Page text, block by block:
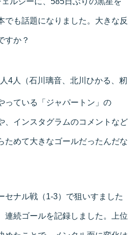
でも話題になりました。大きな反
すか？
4人（石川璃音、北川ひかる、籾
っている「ジャパートン」の
、インスタグラムのコメントなど
ためて大きなゴールだったんだな
ナル戦（1-3）で狙いすました
連続ゴールを記録しました。上位